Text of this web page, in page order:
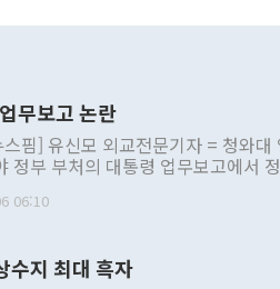
무보고 논란
핌] 유신모 외교전문기자 = 청와대
정부 부처의 대통령 업무보고에서
는 정부 내 조율을 거치지 않은 사안
망에 근거한 비현실적 구상'이라는
06:10
수지 최대 흑자